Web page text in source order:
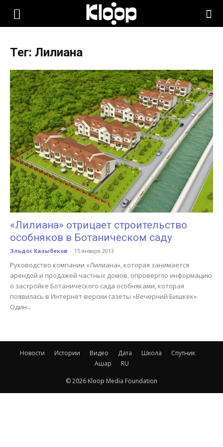
KLOOP.KG
Новости
Кыргызстана
Тег: Лилиана
«Лилиана» отрицает строительство
особняков в Ботаническом саду
Эльдос Казыбеков - 15 января 2013
Руководство компании «Лилиана», которая занимается
арендой и продажей частных домов, опровергло информацию
о застройке Ботанического сада особняками, которая
появилась в Интернет-версии газеты «Вечерний Бишкек».
Один...
Новости Истории Видео Дата Школа
Спутник
Ашар
RU
© 2026 Kloop Media Foundation